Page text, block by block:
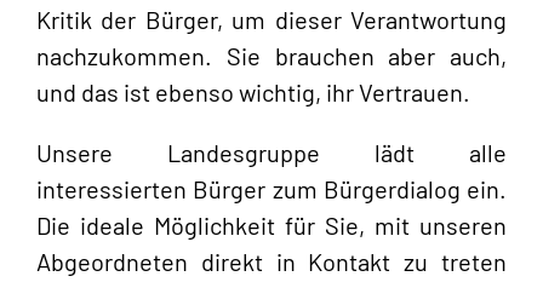
Kritik der Bürger, um dieser Verantwortung
nachzukommen. Sie brauchen aber auch,
und das ist ebenso wichtig, ihr Vertrauen.
Unsere Landesgruppe lädt alle
interessierten Bürger zum Bürgerdialog ein.
Die ideale Möglichkeit für Sie, mit unseren
Abgeordneten direkt in Kontakt zu treten